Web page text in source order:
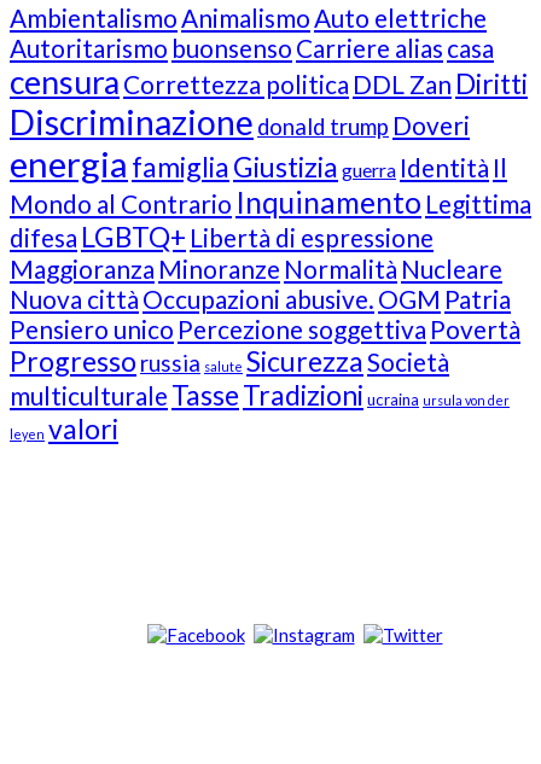
Ambientalismo Animalismo Auto elettriche
Autoritarismo buonsenso Carriere alias casa
censura Correttezza politica DDL Zan Diritti
Discriminazione donald trump Doveri
energia famigliaGiustizia guerra Identità Il
Mondo al Contrario Inquinamento Legittima
difesa LGBTQ+ Libertà di espressione
Maggioranza Minoranze Normalità Nucleare
Nuova città Occupazioni abusive. OGM Patria
Pensiero unico Percezione soggettiva Povertà
Progresso russia salute SicurezzaSocietà
multiculturale TasseTradizioni ucraina ursula von der
leyen valori